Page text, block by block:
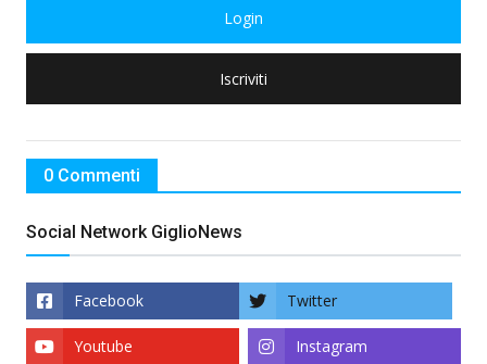
Login
Iscriviti
0 Commenti
Social Network GiglioNews
Facebook Twitter
Instagram
Youtube